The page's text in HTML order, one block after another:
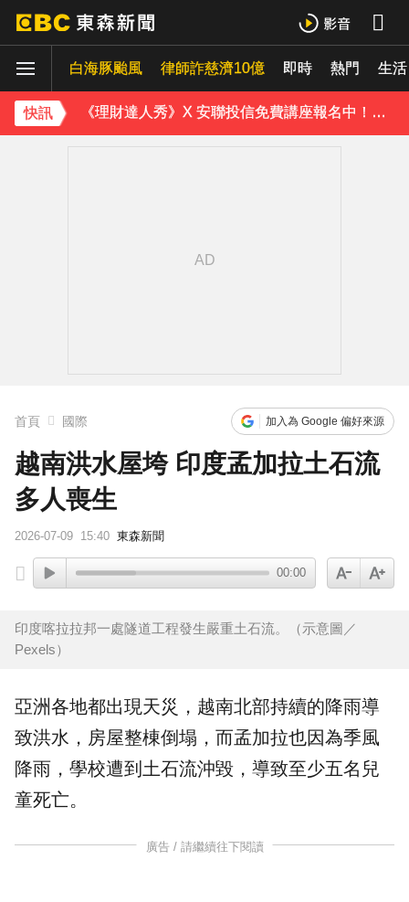
白海豚颱風 律師詐慈濟10億 即時 熱門 生活
快訊
下載東森App，隨時掌握天下大小事！
內政部向憲法法庭遞狀 聲請解散統促黨
《理財達人秀》X 安聯投信免費講座報名中！搶先卡位 2027
首頁 國際 加入為 Google 偏好來源
越南洪水屋垮 印度孟加拉土石流
多人喪生
2026-07-09 15:40 東森新聞
00:00
印度喀拉拉邦一處隧道工程發生嚴重土石流。（示意圖／
Pexels）
亞洲各地都出現天災， 越南北部持續的降雨導
致洪水，房屋整棟倒塌 ，而孟加拉也因為季風
降雨，學校遭到土石流沖毀，導致至少五名兒
童死亡。
廣告 / 請繼續往下閱讀